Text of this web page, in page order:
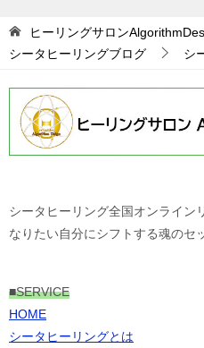
ヒーリングサロン
シータヒーリングブログ
シ
シータヒーリング全国オンライン
なりたい自分にシフトする魂のセ
■SERVICE
HOME
シータヒーリングとは